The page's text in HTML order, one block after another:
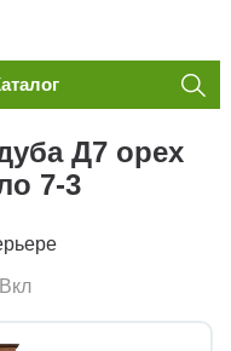
Д7 орех
7-3
Вкл